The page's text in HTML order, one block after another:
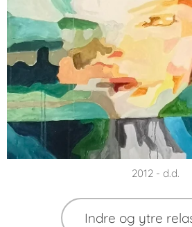
2012 - d.d.
Indre og ytre